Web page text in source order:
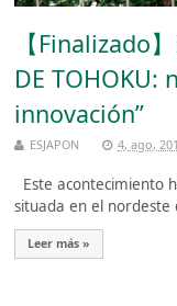
【Finalizado
DE TOHOKU:
innovación”
ESJAPON 4, ago,
Este acontecimiento
situada en el nordeste
Leer más »